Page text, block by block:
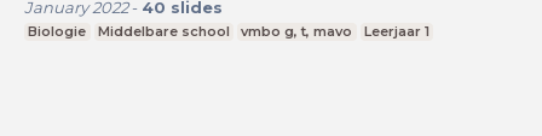
January 2022- 40 slides
Biologie Middelbare school vmbo g, t, mavo Leerjaar 1